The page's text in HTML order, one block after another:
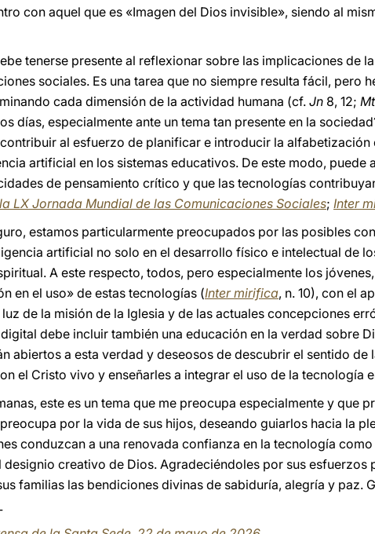
con aquel que es «Imagen del Dios invisible», siendo al
tenerse presente al reflexionar sobre las implicaciones de
sociales. Es una tarea que no siempre resulta fácil, pero
cada dimensión de la actividad humana (cf. Jn 8, 12; Mt
días, especialmente ante un tema tan presente en la
al esfuerzo de planificar e introducir la
artificial en los sistemas educativos. De este modo, puede
de pensamiento crítico y que las tecnologías
LX Jornada Mundial de las Comunicaciones Sociales; Inter
estamos particularmente preocupados por las posibles
artificial no solo en el desarrollo físico e intelectual de
A este respecto, todos, pero especialmente los
en el uso» de estas tecnologías (Inter mirifica, n. 10), con el
de la misión de la Iglesia y de las actuales concepciones
debe incluir también una educación en la verdad sobre
abiertos a esta verdad y deseosos de descubrir el sentido de
el Cristo vivo y enseñarles a integrar el uso de la tecnología
este es un tema que me preocupa especialmente y que
por la vida de sus hijos, deseando guiarlos hacia la
conduzcan a una renovada confianza en la tecnología
designio creativo de Dios. Agradeciéndoles por sus esfuerzos
familias las bendiciones divinas de sabiduría, alegría y paz.